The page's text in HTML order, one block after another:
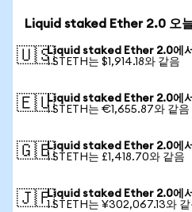
Liquid staked Ether 2.0 오
🇺🇸Liquid staked Ether 2.0에서
1 STETH는 $1,914.18와 같음
🇪🇺Liquid staked Ether 2.0에
1 STETH는 €1,655.87와 같음
🇬🇧Liquid staked Ether 2.0에
1 STETH는 £1,418.70와 같음
🇯🇵Liquid staked Ether 2.0에
1 STETH는 ¥302,067.13와 같